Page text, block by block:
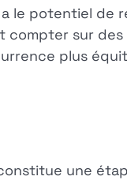
le potentiel de
sur
plus
une